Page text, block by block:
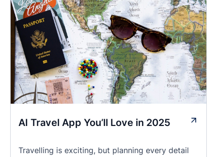
AI Travel App You’ll Love in 2025
Travelling is exciting, but planning every detail